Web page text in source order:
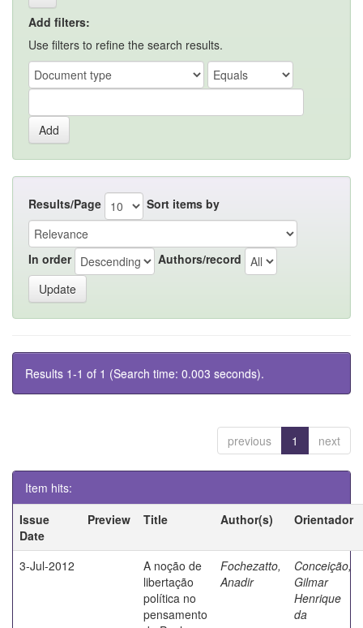
Add filters:
Use filters to refine the search results.
Results/Page Sort items by
In order Authors/record
Results 1-1 of 1 (Search time: 0.003 seconds).
previous 1 next
Item hits:
Issue
Date
Preview Title Author(s) Orientador
3-Jul-2012
A noção de
libertação
política no
pensamento
Fochezatto,
Anadir
Conceição,
Gilmar
Henrique
da